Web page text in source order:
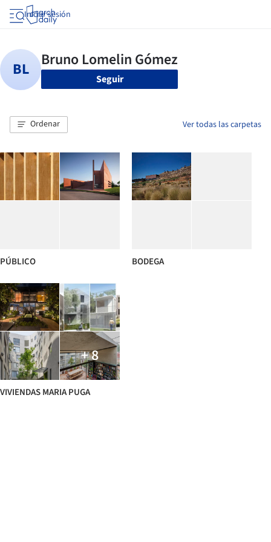
Iniciar sesión
Seguir
Ordenar Ver todas las carpetas
PÚBLICO BODEGA
+ 8
VIVIENDAS MARIA PUGA